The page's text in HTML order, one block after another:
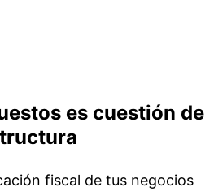
es cuestión de
fiscal de tus negocios